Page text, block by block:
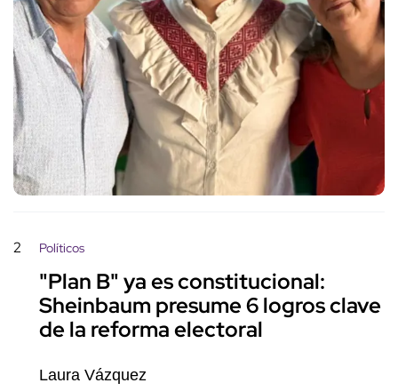
2 Políticos
"Plan B" ya es constitucional:
Sheinbaum presume 6 logros clave
de la reforma electoral
Laura Vázquez